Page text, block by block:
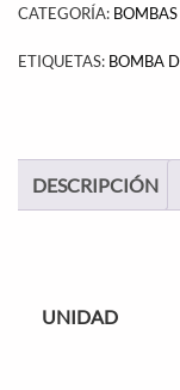
CATEGORÍA:
ETIQUETAS: BOMBA
DESCRIPCIÓN
UNIDAD